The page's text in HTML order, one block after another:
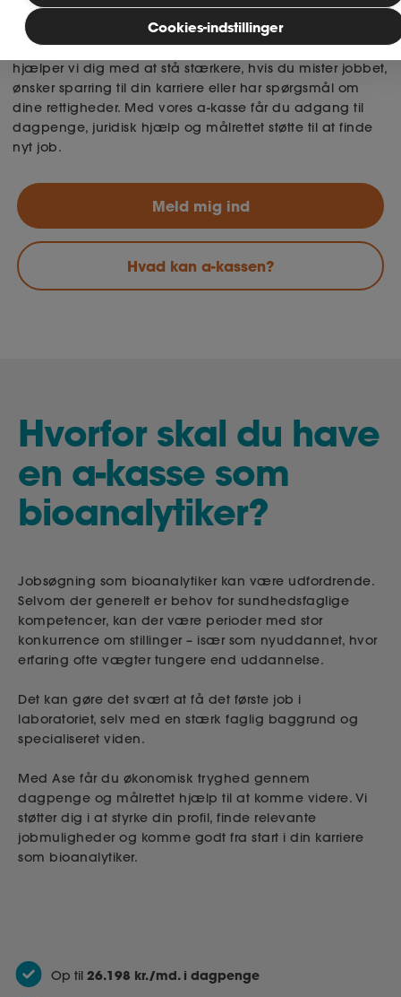
Ase Selvstændig
Dokumenter.dk
Som bioanalytiker har du et vigtigt job i
sundhedsvæsenet, men arbejdsmarkedet kan være
uforudsigeligt – både for fastansatte og vikarer. Hos Ase
hjælper vi dig med at stå stærkere, hvis du mister jobbet,
ønsker sparring til din karriere eller har spørgsmål om
dine rettigheder. Med vores a-kasse får du adgang til
dagpenge, juridisk hjælp og målrettet støtte til at finde
nyt job.
Meld mig ind
Hvad kan a-kassen?
Hvorfor skal du have
en a-kasse som
bioanalytiker?
Jobsøgning som bioanalytiker kan være udfordrende.
Selvom der generelt er behov for sundhedsfaglige
kompetencer, kan der være perioder med stor
konkurrence om stillinger – især som nyuddannet, hvor
erfaring ofte vægter tungere end uddannelse.
Det kan gøre det svært at få det første job i
laboratoriet, selv med en stærk faglig baggrund og
specialiseret viden.
Med Ase får du økonomisk tryghed gennem
dagpenge og målrettet hjælp til at komme videre. Vi
støtter dig i at styrke din profil, finde relevante
jobmuligheder og komme godt fra start i din karriere
som bioanalytiker.
Op til 26.198 kr./md. i dagpenge
Cookies-indstillinger